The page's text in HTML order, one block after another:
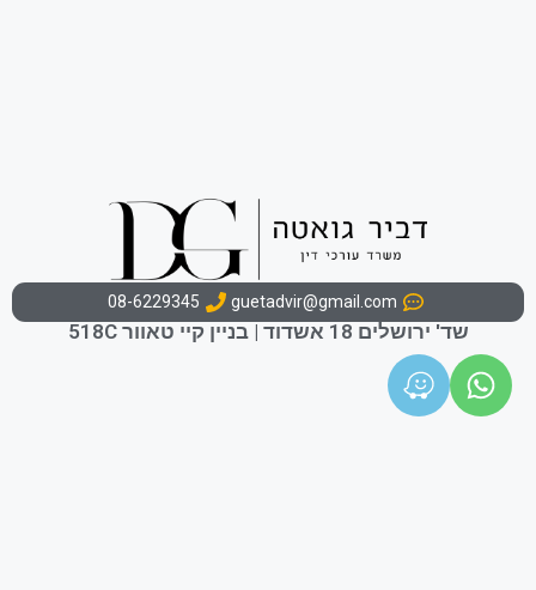
guetadvir@gmail.com
08-6229345
שד' ירושלים 18 אשדוד | בניין קיי טאוור 518C